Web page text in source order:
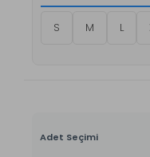
S M L
Adet Seçimi